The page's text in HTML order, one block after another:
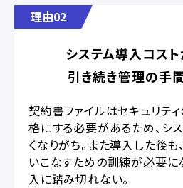
理由02
システム導入コスト
引き続き管理の手
契約書ファイルはセキュリテ
格にする必要があるため、シ
くなりがち。また導入した後
いこなすための訓練が必要に
入に踏み切れない。